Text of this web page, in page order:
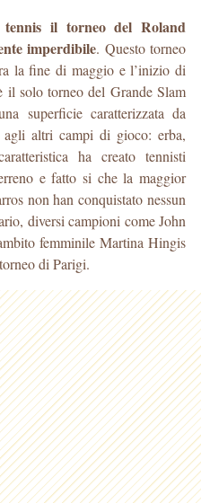
il torneo del Roland
imperdibile. Questo torneo
la fine di maggioe l’inizio di
solo torneo del Grande Slam
superficie caratterizzata da
altri campi di gioco: erba,
ha creato tennisti
e fatto si che la maggior
non han conquistato nessun
diversi campioni come John
femminile Martina Hingis
di Parigi.